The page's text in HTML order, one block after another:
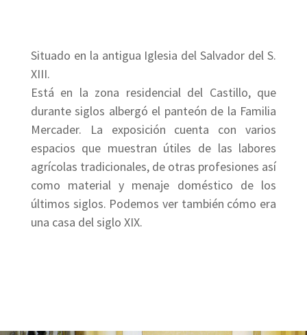
Situado en la antigua Iglesia del Salvador del S.
XIII.
Está en la zona residencial del Castillo, que
durante siglos albergó el panteón de la Familia
Mercader. La exposición cuenta con varios
espacios que muestran útiles de las labores
agrícolas tradicionales, de otras profesiones así
como material y menaje doméstico de los
últimos siglos. Podemos ver también cómo era
una casa del siglo XIX.